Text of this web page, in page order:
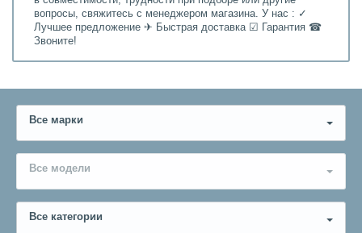
вопросы, свяжитесь с менеджером магазина. У нас : ✓
Лучшее предложение ✈ Быстрая доставка ☑ Гарантия ☎
Звоните!
Все марки
Все модели
Все категории